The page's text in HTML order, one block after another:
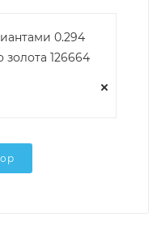
0.294
золота 126664